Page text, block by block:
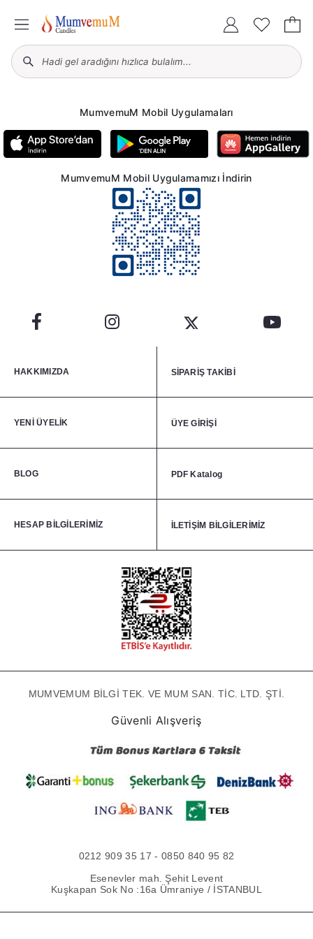
MumvemuM Mobil Uygulamaları
MumvemuM Mobil Uygulamamızı İndirin
HAKKIMIZDA SİPARİŞ TAKİBİ
YENİ ÜYELİK ÜYE GİRİŞİ
BLOG PDF Katalog
HESAP BİLGİLERİMİZ İLETİŞİM BİLGİLERİMİZ
MUMVEMUM BİLGİ TEK. VE MUM SAN. TİC. LTD. ŞTİ.
Güvenli Alışveriş
0212 909 35 17 - 0850 840 95 82
Esenevler mah. Şehit Levent
Kuşkapan Sok No :16a Ümraniye / İSTANBUL